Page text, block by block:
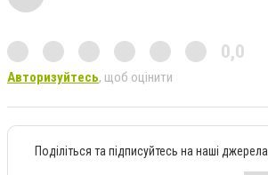
0,0
Авторизуйтесь, щоб оцінити
Поділіться та підписуйтесь на наші джерела